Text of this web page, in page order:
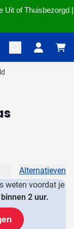
of Thuisbezorgd |
Alternatieven
weten voordat je
2 uur.